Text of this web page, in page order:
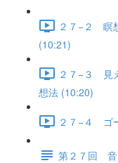
２７−２ 瞑
(10:21)
２７−３ 見
想法 (10:20)
２７−４ ゴ
第２７回 音